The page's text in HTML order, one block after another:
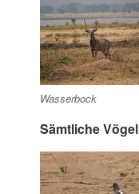
Wasserbock
Sämtliche Vögel